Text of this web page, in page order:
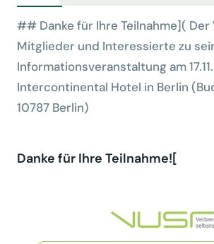
## Danke für Ihre Teilnahme]( Der
Mitglieder und Interessierte zu
Informationsveranstaltung am
Intercontinental Hotel in Berlin
10787 Berlin)
Danke für Ihre Teilnahme![